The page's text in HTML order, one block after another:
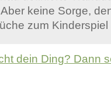
keine Sorge,
zum Kinderspiel
dein Ding? Dann